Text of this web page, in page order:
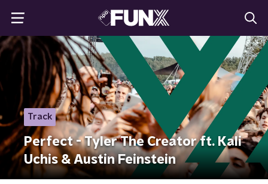
Track
Perfect - Tyler The Creator ft. Kali
Uchis & Austin Feinstein